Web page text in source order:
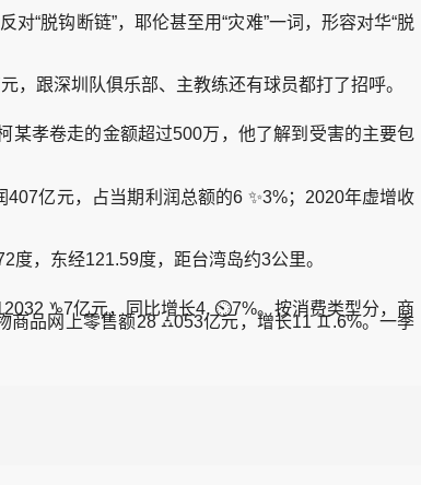
“脱钩断链”，耶伦甚至用“灾难”一词，形容对华“脱
跟深圳队俱乐部、主教练还有球员都打了招呼。
孝卷走的金额超过500万，他了解到受害的主要包
亿元，占当期利润总额的6 ✨3%；2020年虚增收
，东经121.59度，距台湾岛约3公里。
♑7亿元，同比增长4. ⏲7%。按消费类型分，商
商品网上零售额28 ⛼053亿元，增长11 ♊.6%。一季